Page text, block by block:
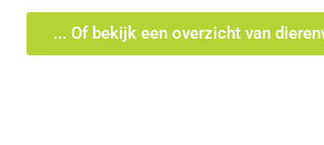
... Of bekijk een overzicht van